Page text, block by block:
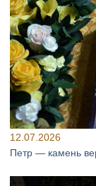
12.07.2026
Петр — камень